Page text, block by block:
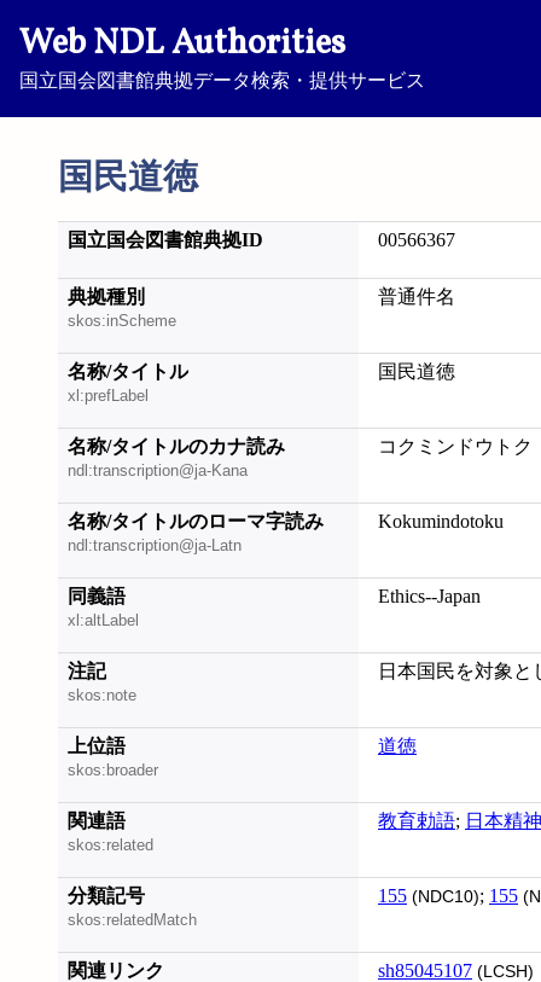
Web NDL Authorities
国立国会図書館典拠データ検索・提供サービス
国民道徳
国立国会図書館典拠ID 00566367
典拠種別
skos:inScheme
普通件名
名称/タイトル
xl:prefLabel
国民道徳
名称/タイトルのカナ読み
ndl:transcription@ja-Kana
コクミンドウトク
名称/タイトルのローマ字読み
ndl:transcription@ja-Latn
Kokumindotoku
同義語
xl:altLabel
Ethics--Japan
注記
skos:note
日本国民を対象と
上位語
skos:broader
道徳
関連語
skos:related
教育勅語; 日本精神
分類記号
skos:relatedMatch
155 (NDC10); 155
関連リンク sh85045107 (LCSH)